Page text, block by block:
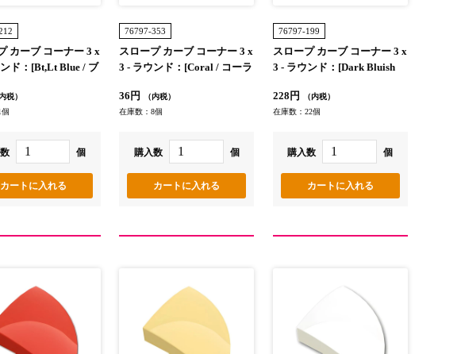
カーブ コーナー 3 x
ド：[Bt,Lt Blue / ブ
税）
個
76797-353
スロープ カーブ コーナー 3 x
3 - ラウンド：[Coral / コーラ
36円
（内税）
在庫数：8個
購入数 個
76797-199
スロープ カーブ コーナー 3 x
3 - ラウンド：[Dark Bluish
228円
（内税）
在庫数：22個
購入数 個